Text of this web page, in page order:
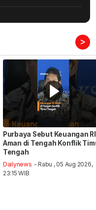
>
Purbaya Sebut Keuangan RI
Aman di Tengah Konflik
Tengah
Dailynews - Rabu , 05 Aug 2026,
23:15 WIB